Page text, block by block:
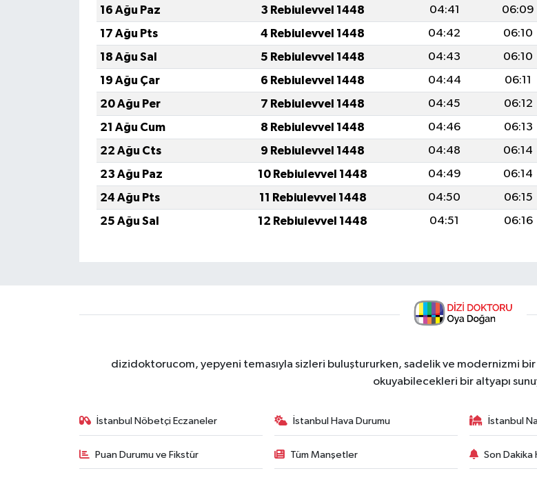
16 Ağu Paz
3 Rebiulevvel 1448 04:41 06:09
17 Ağu Pts
4 Rebiulevvel 1448 04:42 06:10
18 Ağu Sal
5 Rebiulevvel 1448 04:43 06:10
19 Ağu Çar
6 Rebiulevvel 1448 04:44 06:11
20 Ağu Per
7 Rebiulevvel 1448 04:45 06:12
21 Ağu Cum
8 Rebiulevvel 1448 04:46 06:13
22 Ağu Cts
9 Rebiulevvel 1448 04:48 06:14
23 Ağu Paz
10 Rebiulevvel 1448 04:49 06:14
24 Ağu Pts
11 Rebiulevvel 1448 04:50 06:15
25 Ağu Sal
12 Rebiulevvel 1448 04:51 06:16
dizidoktorucom, yepyeni temasıyla sizleri buluştururken, sadelik ve modernizmi
okuyabilecekleri bir altyapı
İstanbul Nöbetçi Eczaneler İstanbul Hava Durumu İstanbul
Puan Durumu ve Fikstür Tüm Manşetler Son Dakika